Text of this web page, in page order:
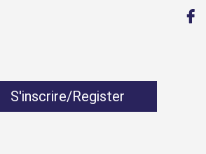
S'inscrire/Register